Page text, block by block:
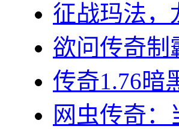
征战玛法，
欲问传奇制
传奇1.76暗
网虫传奇